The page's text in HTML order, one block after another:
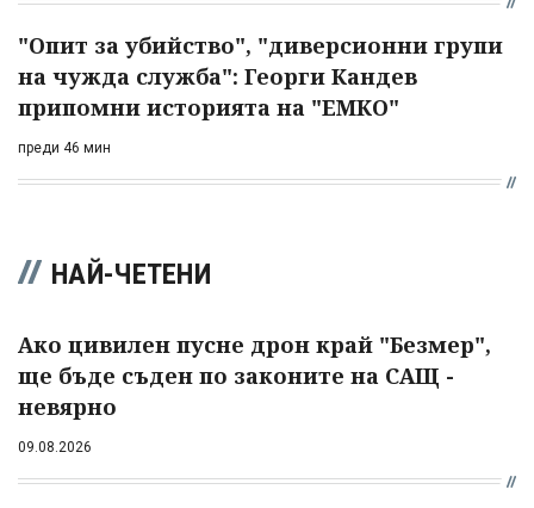
"Опит за убийство", "диверсионни групи
на чужда служба": Георги Кандев
припомни историята на "ЕМКО"
преди 46 мин
НАЙ-ЧЕТЕНИ
Ако цивилен пусне дрон край "Безмер",
ще бъде съден по законите на САЩ -
невярно
09.08.2026